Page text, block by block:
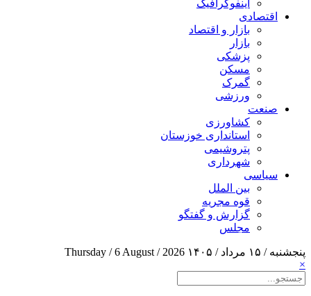
اینفوگرافیک
اقتصادی
بازار و اقتصاد
بازار
پزشکی
مسکن
گمرک
ورزشی
صنعت
کشاورزی
استانداری خوزستان
پتروشیمی
شهرداری
سیاسی
بین الملل
قوه مجریه
گزارش و گفتگو
مجلس
پنجشنبه / ۱۵ مرداد / ۱۴۰۵
Thursday / 6 August / 2026
×